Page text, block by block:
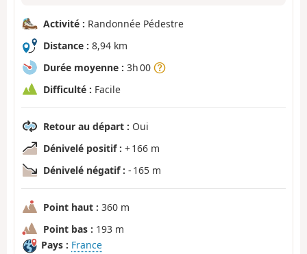
Activité : Randonnée Pédestre
Distance : 8,94 km
Durée moyenne : 3h 00
Difficulté : Facile
Retour au départ : Oui
Dénivelé positif : + 166 m
Dénivelé négatif : - 165 m
Point haut : 360 m
Point bas : 193 m
Pays : France